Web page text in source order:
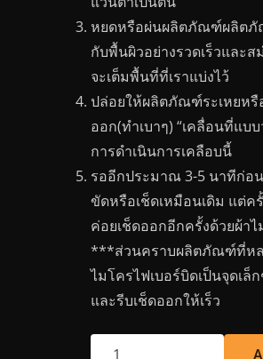
หยดหรือผ่นผลิตภัณฑ์ผลิตภัณ
กับพื้นผิวอย่างรวดเร็วและ
จะเต็มพื้นที่ที่เราแบ่งไว้
ปล่อยให้ผลิตภัณฑ์ระเหยหรื
ออก(ทำเบาๆ) “เคลื่อนที่แบ
การดำเนินการเคลือบนี้
รออีกประมาณ 3-5 นาทีก่อ
ขัดหรือเช็ดเหมือนเดิม แต่
ค่อยเช็ดออกอีกครั้งด้วยผ้าไ
***ส่วนคราบผลิตภัณฑ์ที่หล
ไมโครไฟเบอร์บิดเป็นจุดเ
และรีบเช็ดออกให้เร็ว